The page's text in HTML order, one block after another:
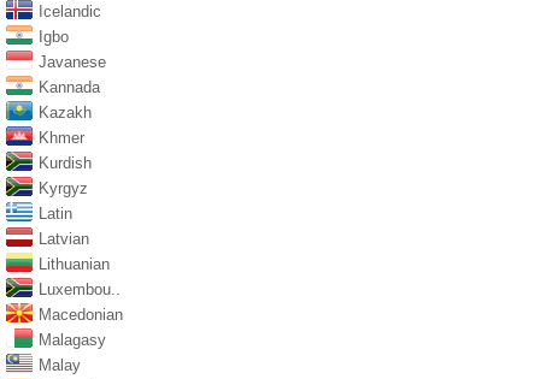
Icelandic
Igbo
Javanese
Kannada
Kazakh
Khmer
Kurdish
Kyrgyz
Latin
Latvian
Lithuanian
Luxembou..
Macedonian
Malagasy
Malay